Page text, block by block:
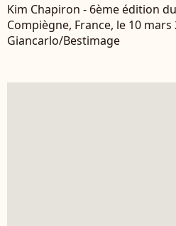
Kim Chapiron - 6ème édition
Compiègne, France, le 10
Giancarlo/Bestimage